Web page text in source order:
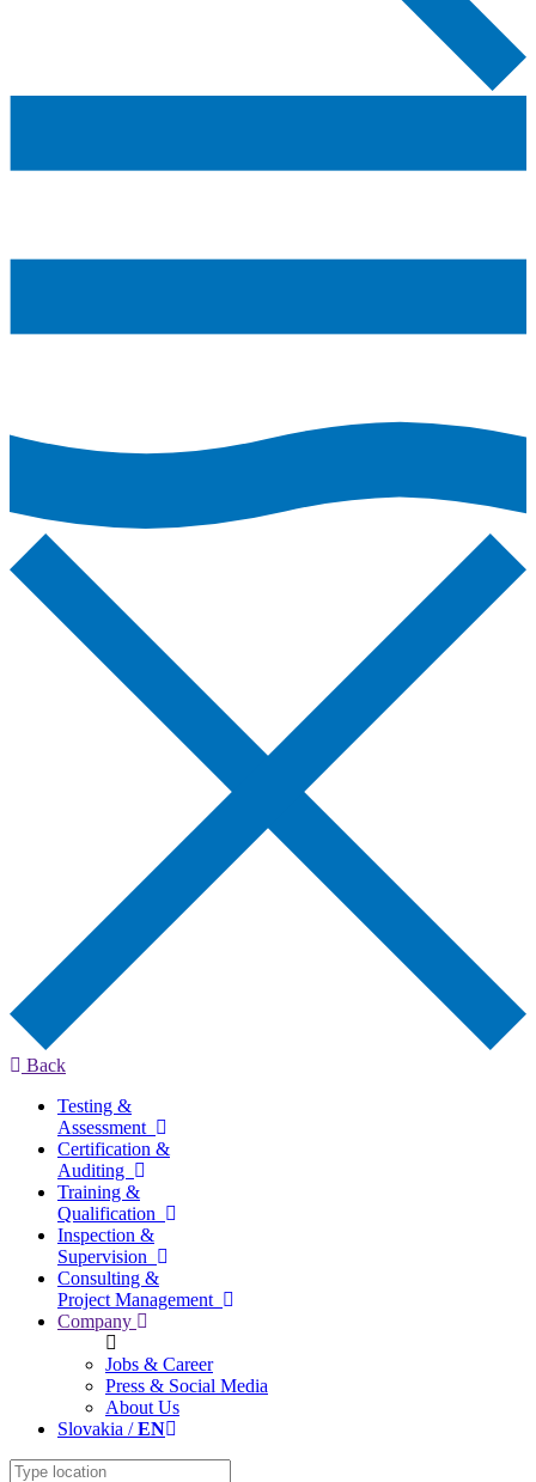
Back
Testing &
Assessment
Certification &
Auditing
Training &
Qualification
Inspection &
Supervision
Consulting &
Project Management
Company
Jobs & Career
Press & Social Media
About Us
Slovakia /EN